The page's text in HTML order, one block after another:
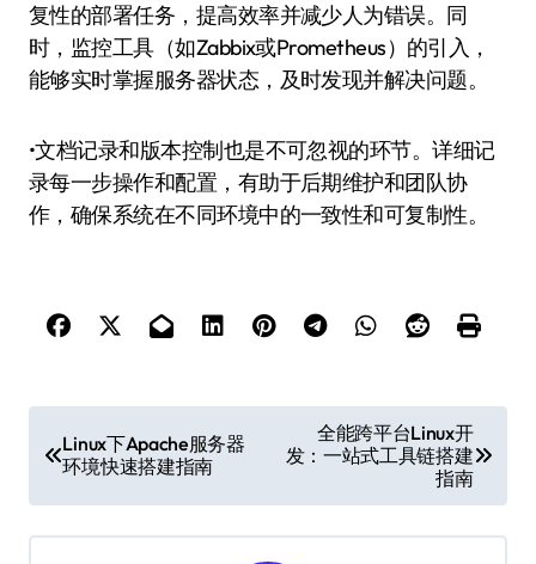
复性的部署任务，提高效率并减少人为错误。同
时，监控工具（如Zabbix或Prometheus）的引入，
能够实时掌握服务器状态，及时发现并解决问题。
•文档记录和版本控制也是不可忽视的环节。详细记
录每一步操作和配置，有助于后期维护和团队协
作，确保系统在不同环境中的一致性和可复制性。
章
导
航
Linux下Apache服务器
环境快速搭建指南
全能跨平台Linux开
发：一站式工具链搭建
指南